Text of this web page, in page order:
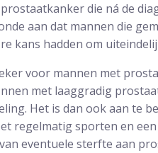
die ná de
aan dat mannen die
kans hadden om
voor mannen met
met laaggradig
Het is dan ook aan te
regelmatig sporten en
eventuele sterfte aan